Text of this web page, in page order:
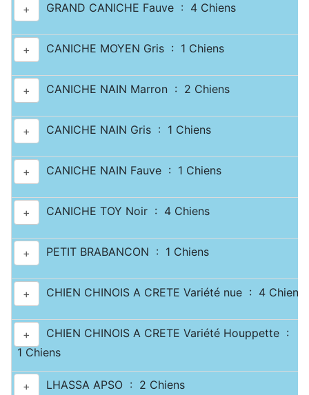
+ GRAND CANICHE Fauve : 4 Chiens
+ CANICHE MOYEN Gris : 1 Chiens
+ CANICHE NAIN Marron : 2 Chiens
+ CANICHE NAIN Gris : 1 Chiens
+ CANICHE NAIN Fauve : 1 Chiens
+ CANICHE TOY Noir : 4 Chiens
+ PETIT BRABANCON : 1 Chiens
+ CHIEN CHINOIS A CRETE Variété nue : 4 Chiens
+
CHIEN CHINOIS A CRETE Variété Houppette :
1 Chiens
+ LHASSA APSO : 2 Chiens